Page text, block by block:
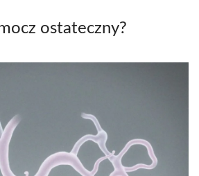
ostateczny?